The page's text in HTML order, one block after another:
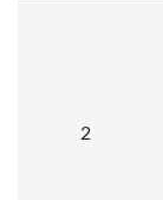
2